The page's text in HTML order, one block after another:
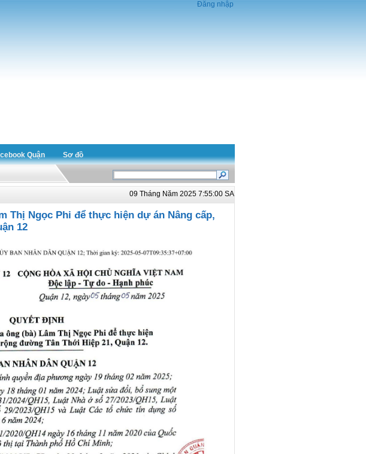
Đăng nhập
Quận Sơ đồ
09 Tháng Năm 2025 7:55:00 SA
Thị Ngọc Phi để thực hiện dự án Nâng cấp,
12